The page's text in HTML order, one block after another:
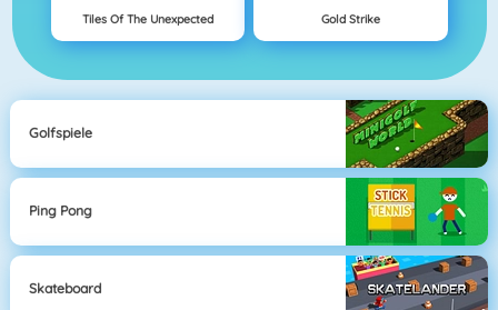
Tiles Of The Unexpected Gold Strike
Golfspiele
Ping Pong
Skateboard